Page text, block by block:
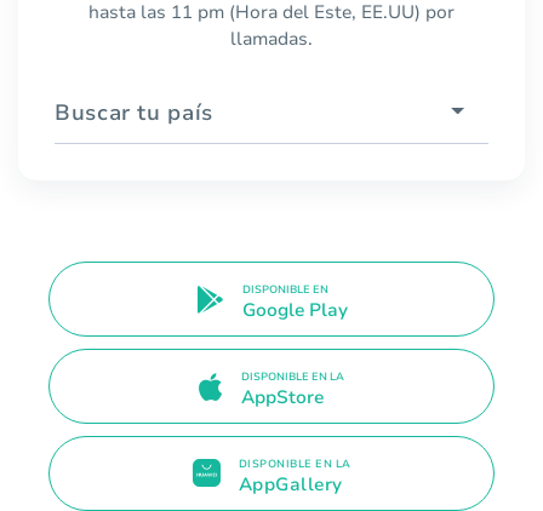
hasta las 11 pm (Hora del Este, EE.UU) por
llamadas.
Buscar tu país
DISPONIBLE EN
Google Play
DISPONIBLE EN LA
AppStore
DISPONIBLE EN LA
AppGallery